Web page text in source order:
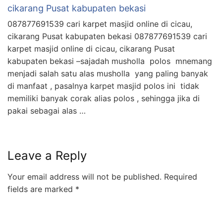
cikarang Pusat kabupaten bekasi
087877691539 cari karpet masjid online di cicau,
cikarang Pusat kabupaten bekasi 087877691539 cari
karpet masjid online di cicau, cikarang Pusat
kabupaten bekasi –sajadah musholla polos mnemang
menjadi salah satu alas musholla yang paling banyak
di manfaat , pasalnya karpet masjid polos ini tidak
memiliki banyak corak alias polos , sehingga jika di
pakai sebagai alas …
Leave a Reply
Your email address will not be published. Required
fields are marked *